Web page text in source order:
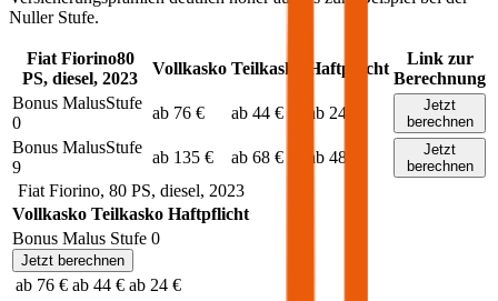
Nuller Stufe.
Fiat Fiorino80
PS, diesel, 2023
Vollkasko Teilkasko Haftpflicht
Link zur
Berechnung
Bonus MalusStufe
0
ab 76 € ab 44 € ab 24 €
Jetzt
berechnen
Bonus MalusStufe
9
ab 135 € ab 68 € ab 48 €
Jetzt
berechnen
Fiat Fiorino, 80PS, diesel, 2023
Vollkasko Teilkasko Haftpflicht
Bonus Malus Stufe 0
Jetzt berechnen
ab 76 € ab 44 € ab 24 €